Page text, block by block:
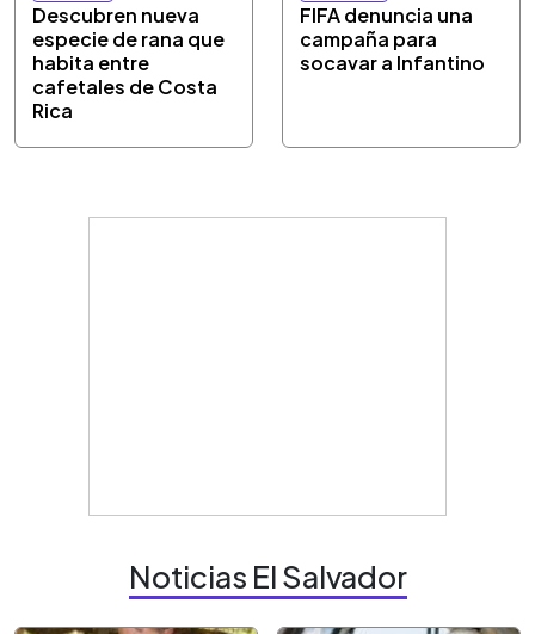
Descubren nueva
especie de rana que
habita entre
cafetales de Costa
Rica
FIFA denuncia una
campaña para
socavar a Infantino
Noticias El Salvador